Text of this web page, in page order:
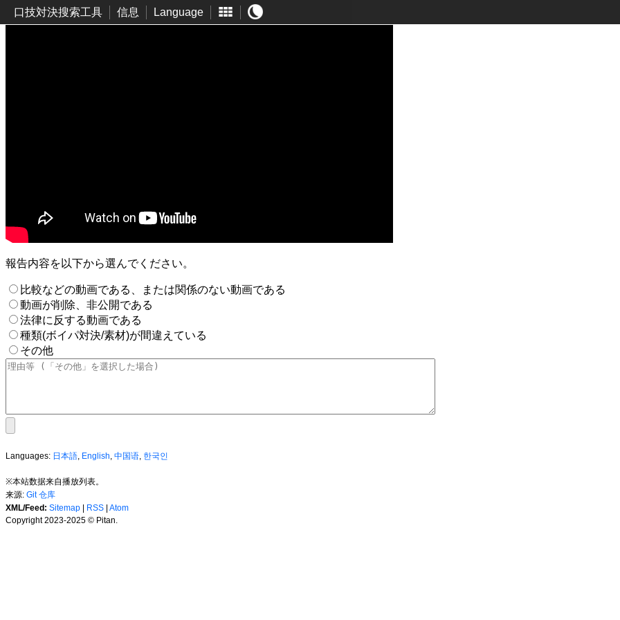
口技対決搜索工具 信息 Language
報告内容を以下から選んでください。
比較などの動画である、または関係のない動画である
動画が削除、非公開である
法律に反する動画である
種類(ボイパ対決/素材)が間違えている
その他
Languages: 日本語, English, 中国语, 한국인
※本站数据来自播放列表。
来源: Git 仓库
XML/Feed: Sitemap RSS Atom
Copyright 2023-2025 © Pitan.